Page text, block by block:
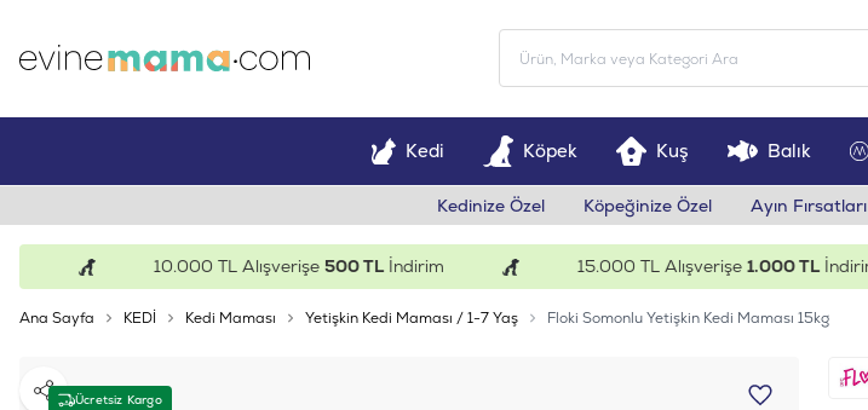
Kedi Köpek Kuş Balık
Kedinize Özel Köpeğinize Özel Ayın Fırsatları
10.000 TL Alışverişe500 TLİndirim 15.000 TL Alışverişe1.000 TLİndirim
Ana Sayfa KEDİ Kedi Maması Yetişkin Kedi Maması / 1-7 Yaş Floki Somonlu Yetişkin Kedi Maması 15kg
Ücretsiz Kargo
Paylaş